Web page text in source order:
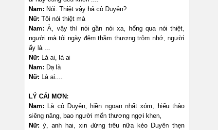
Nam: Nói: Thiệt vậy hả cô Duyên?
Nữ: Tôi nói thiệt mà
Nam: À, vậy thì nói gần nói xa, hổng qua nói thiệt,
người mà tôi ngày đêm thầm thương trộm nhớ, người
ấy là ...
Nữ: Là ai, là ai
Nam: Dạ là
Nữ: Là ai....
LÝ CÁI MƠN:
Nam: Là cô Duyên, hiền ngoan nhất xóm, hiếu thảo
siêng năng, bao người mến thương ngợi khen,
Nữ: ý, anh hai, xin đừng trêu nữa kẻo Duyên thẹn